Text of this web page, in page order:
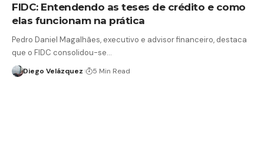
FIDC: Entendendo as teses de crédito e como
elas funcionam na prática
Pedro Daniel Magalhães, executivo e advisor financeiro, destaca
que o FIDC consolidou-se…
Diego Velázquez 5 Min Read